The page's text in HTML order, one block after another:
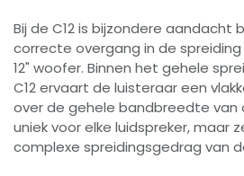
Bij de C12 is bijzondere aandacht
correcte overgang in de
12" woofer. Binnen het gehele
C12 ervaart de luisteraar een
over de gehele bandbreedte van
uniek voor elke luidspreker, maar
complexe spreidingsgedrag van